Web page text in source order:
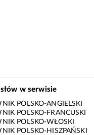
w serwisie
POLSKO-ANGIELSKI
POLSKO-FRANCUSKI
POLSKO-WŁOSKI
POLSKO-HISZPAŃSKI